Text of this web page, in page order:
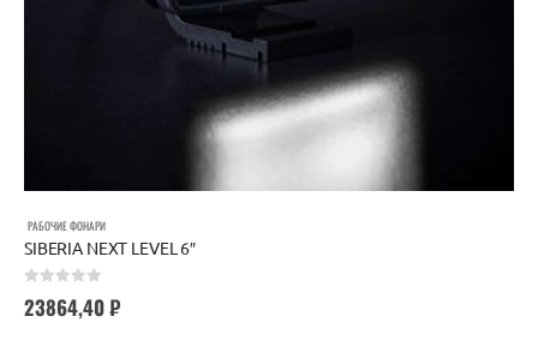
РАБОЧИЕ ФОНАРИ
SIBERIA NEXT LEVEL 6″
23864,40₽